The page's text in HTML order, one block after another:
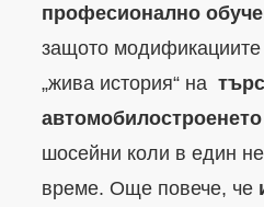
професионално
защото
„жива история“ на
автомобилостроенето
шосейни коли в един
време. Още повече, че